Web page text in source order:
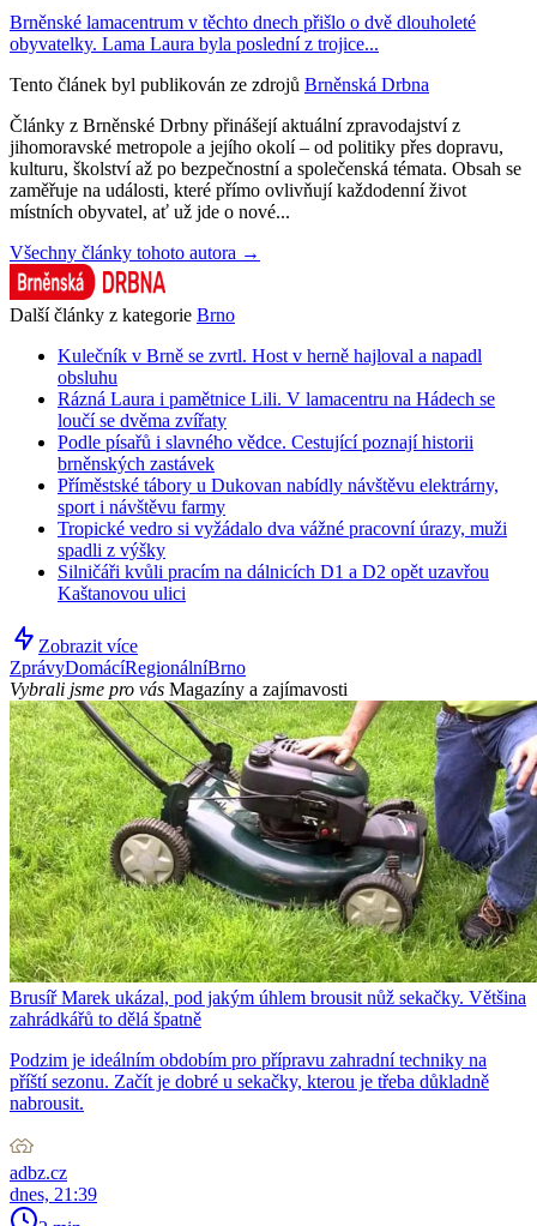
Brněnské lamacentrum v těchto dnech přišlo o dvě dlouholeté
obyvatelky. Lama Laura byla poslední z trojice...
Tento článek byl publikován ze zdrojů Brněnská Drbna
Články z Brněnské Drbny přinášejí aktuální zpravodajství z
jihomoravské metropole a jejího okolí – od politiky přes dopravu,
kulturu, školství až po bezpečnostní a společenská témata. Obsah se
zaměřuje na události, které přímo ovlivňují každodenní život
místních obyvatel, ať už jde o nové...
Všechny články tohoto autora →
Další články z kategorie Brno
Kulečník v Brně se zvrtl. Host v herně hajloval a napadl
obsluhu
Rázná Laura i pamětnice Lili. V lamacentru na Hádech se
loučí se dvěma zvířaty
Podle písařů i slavného vědce. Cestující poznají historii
brněnských zastávek
Příměstské tábory u Dukovan nabídly návštěvu elektrárny,
sport i návštěvu farmy
Tropické vedro si vyžádalo dva vážné pracovní úrazy, muži
spadli z výšky
Silničáři kvůli pracím na dálnicích D1 a D2 opět uzavřou
Kaštanovou ulici
Zobrazit více
ZprávyDomácíRegionálníBrno
Vybrali jsme pro vás Magazíny a zajímavosti
Brusíř Marek ukázal, pod jakým úhlem brousit nůž sekačky. Většina
zahrádkářů to dělá špatně
Podzim je ideálním obdobím pro přípravu zahradní techniky na
příští sezonu. Začít je dobré u sekačky, kterou je třeba důkladně
nabrousit.
adbz.cz
dnes, 21:39